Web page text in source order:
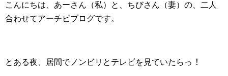
こんにちは、あーさん（私）と、ちびさん（妻）の、二人
合わせてアーチビブログです。
とある夜、居間でノンビリとテレビを見ていたらっ ！